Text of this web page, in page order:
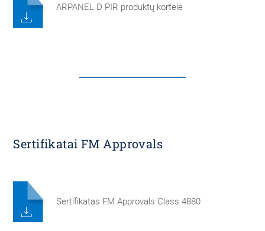
ARPANEL D PIR produktų kortelė
Sertifikatai FM Approvals
Sertifikatas FM Approvals Class 4880